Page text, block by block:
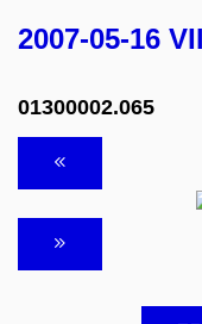
2007-05-16
01300002.065